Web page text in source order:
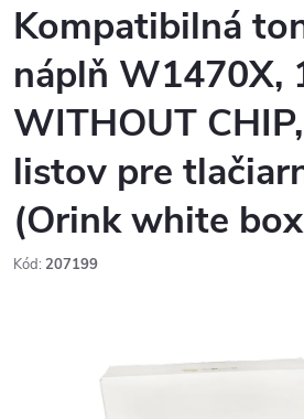
Kompatibilná
náplň W1470X,
WITHOUT
listov pre
(Orink white
Kód: 207199